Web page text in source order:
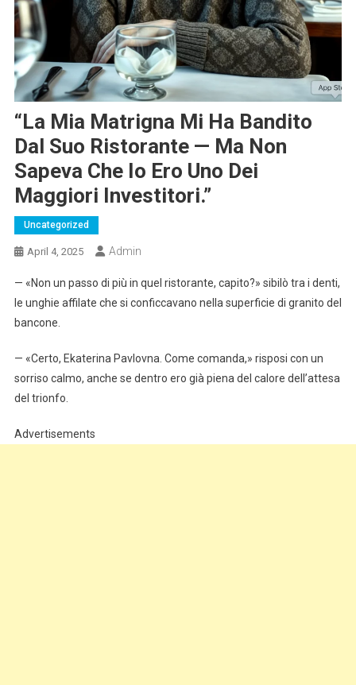
“La Mia Matrigna Mi Ha Bandito
Dal Suo Ristorante — Ma Non
Sapeva Che Io Ero Uno Dei
Maggiori Investitori.”
Uncategorized
April 4, 2025 Admin
— «Non un passo di più in quel ristorante, capito?» sibilò tra i denti,
le unghie affilate che si conficcavano nella superficie di granito del
bancone.
— «Certo, Ekaterina Pavlovna. Come comanda,» risposi con un
sorriso calmo, anche se dentro ero già piena del calore dell’attesa
del trionfo.
Advertisements